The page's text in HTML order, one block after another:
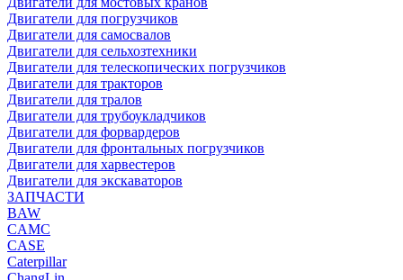
Двигатели для погрузчиков
Двигатели для самосвалов
Двигатели для сельхозтехники
Двигатели для телескопических погрузчиков
Двигатели для тракторов
Двигатели для тралов
Двигатели для трубоукладчиков
Двигатели для форвардеров
Двигатели для фронтальных погрузчиков
Двигатели для харвестеров
Двигатели для экскаваторов
ЗАПЧАСТИ
BAW
CAMC
CASE
Caterpillar